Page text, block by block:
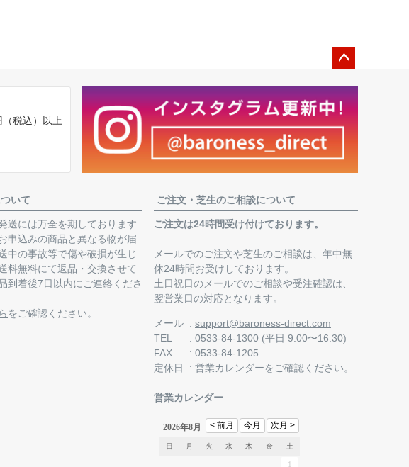
ップ
税込）以上
いて
送には万全を期しております
申込みの商品と異なる物が届
中の事故等で傷や破損が生じ
料無料にて返品・交換させて
到着後7日以内にご連絡くださ
をご確認ください。
ご注文・芝生のご相談について
ご注文は24時間受け付けております。
メールでのご注文や芝生のご相談は、年中無
休24時間お受けしております。
土日祝日のメールでのご相談や受注確認は、
翌営業日の対応となります。
メール
support@baroness-direct.com
TEL
0533-84-1300 (平日 9:00〜16:30)
FAX
0533-84-1205
定休日
営業カレンダーをご確認ください。
営業カレンダー